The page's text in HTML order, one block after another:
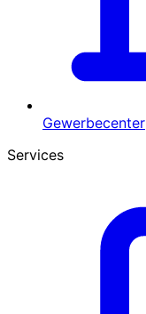
Gewerbecenter
Services